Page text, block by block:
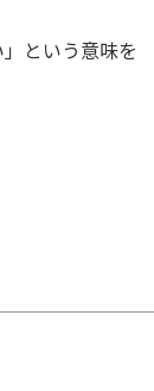
という意味を